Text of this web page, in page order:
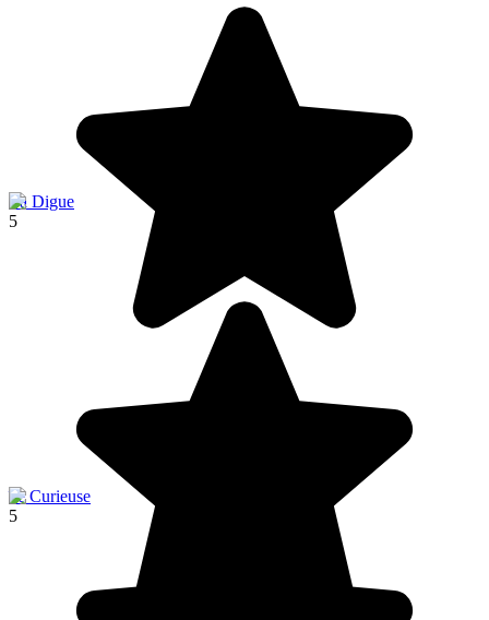
La Digue
5
île Curieuse
5